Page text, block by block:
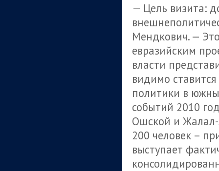
— Цель визита:
Мендкович. —
евразийским
власти
видимо
политики в
событий 2010
Ошской и Жалал-
200 человек –
выступает